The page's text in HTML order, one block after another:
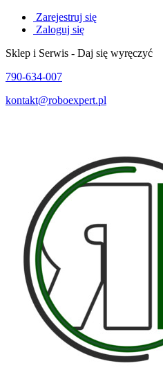
Zarejestruj się
Zaloguj się
Sklep i Serwis - Daj się wyręczyć
790-634-007
kontakt@roboexpert.pl